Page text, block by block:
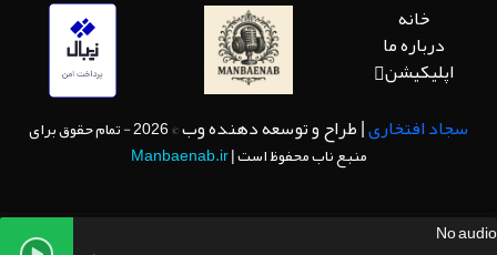
No audio
خانه
درباره ما
اپلیکیشن
سجاد افتخاری| طراح و توسعه دهنده وب
© 2026 - تمام حقوق برای
منبع ناب محفوظ است |Manbaenab.ir